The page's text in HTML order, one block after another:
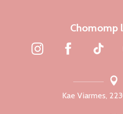
Chomomp
Kae Viarmes,